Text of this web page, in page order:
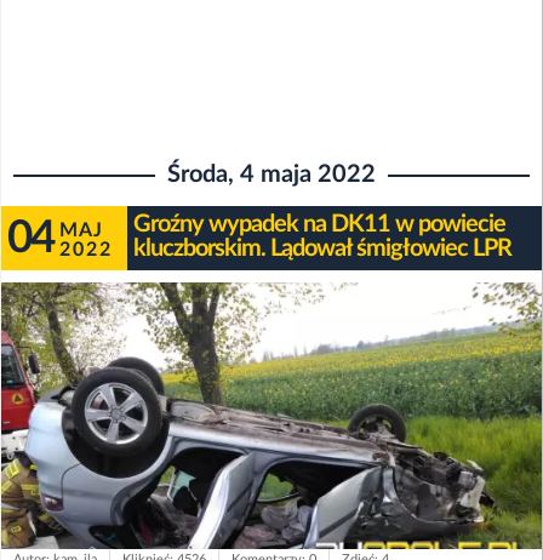
Środa, 4 maja 2022
04 MAJ
2022
Groźny wypadek na DK11 w powiecie
kluczborskim. Lądował śmigłowiec LPR